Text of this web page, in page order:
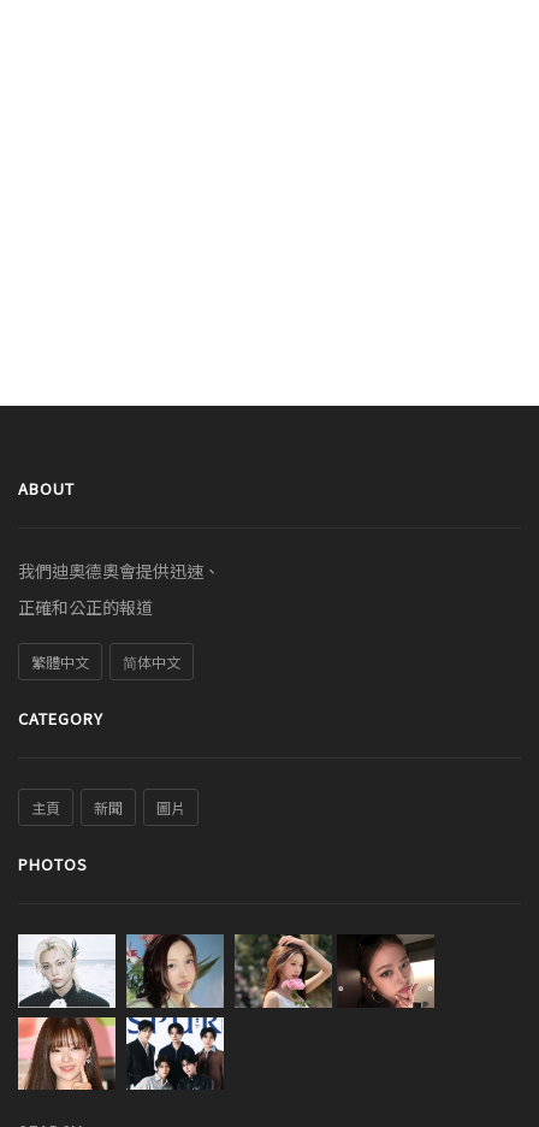
ABOUT
我們迪奧德奧會提供迅速、
正確和公正的報道
繁體中文 简体中文
CATEGORY
主頁 新聞 圖片
PHOTOS